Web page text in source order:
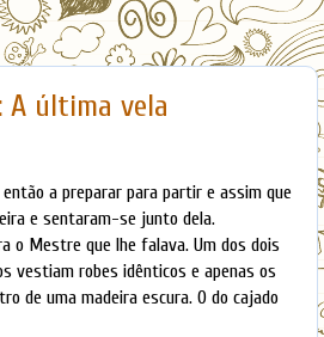
A última vela
a preparar para partir e assim que
e sentaram-se junto dela.
o Mestre que lhe falava. Um dos dois
vestiam robes idênticos e apenas os
de uma madeira escura. O do cajado